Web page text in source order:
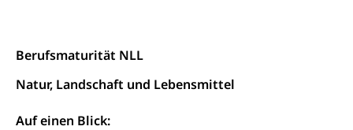
Berufsmaturität NLL
Natur, Landschaft und Lebensmittel
Auf einen Blick:
Waffentragen, Selbstverteidigung
Waffen, Sprengstoffe und Pyrotechnik
Zivildienst
Militärdienst